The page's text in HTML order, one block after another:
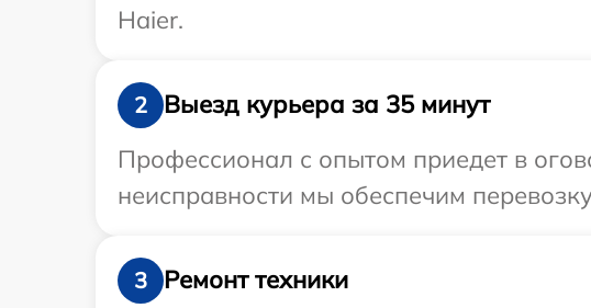
Haier.
2
Выезд курьера за 35 минут
Профессионал с опытом приедет в
неисправности мы обеспечим
3
Ремонт техники